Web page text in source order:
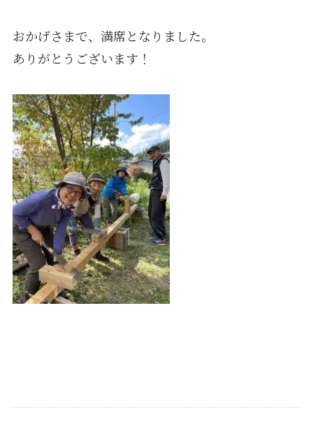
おかげさまで、満席となりました。
ありがとうございます！